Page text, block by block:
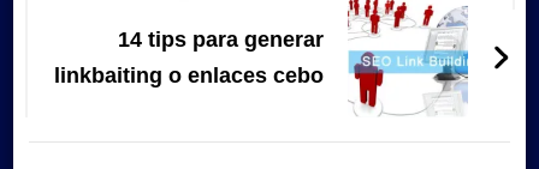
14 tips para generar
linkbaiting o enlaces cebo